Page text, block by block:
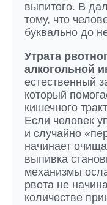
выпитого. В
тому, что
буквально до
Утрата
алкогольной
естественный
который
кишечного
Если человек
и случайно
начинает
выпивка
механизмы
рвота не
количестве